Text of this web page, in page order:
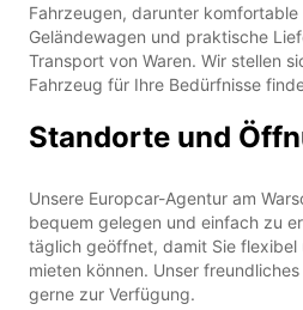
Fahrzeugen, darunter
Geländewagen und praktische
Transport von Waren. Wir stellen
Fahrzeug für Ihre Bedürfnisse
Standorte und
Unsere Europcar-Agentur am
bequem gelegen und einfach zu
täglich geöffnet, damit Sie flexibel
mieten können. Unser
gerne zur Verfügung.